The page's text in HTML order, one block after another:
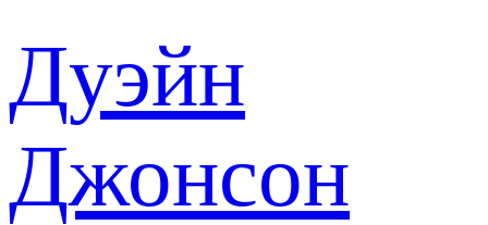
Дуэйн
Джонсон